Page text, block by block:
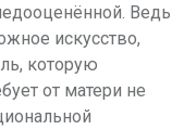
Ведь
искусство,
которую
от матери не